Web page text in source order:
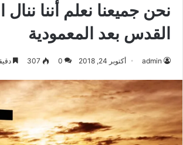
نحن جميعنا نعلم أننا ننال
القدس بعد المعمودية
admin أكتوبر 24, 2018 0
307